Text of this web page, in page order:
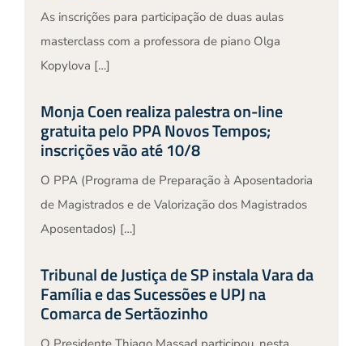
As inscrições para participação de duas aulas
masterclass com a professora de piano Olga
Kopylova […]
Monja Coen realiza palestra on-line
gratuita pelo PPA Novos Tempos;
inscrições vão até 10/8
O PPA (Programa de Preparação à Aposentadoria
de Magistrados e de Valorização dos Magistrados
Aposentados) […]
Tribunal de Justiça de SP instala Vara da
Família e das Sucessões e UPJ na
Comarca de Sertãozinho